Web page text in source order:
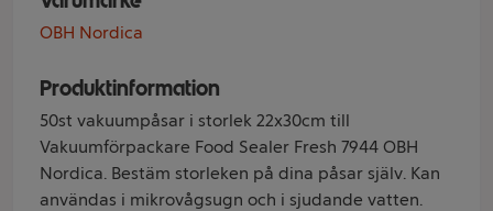
OBH Nordica
Produktinformation
50st vakuumpåsar i storlek 22x30cm till
Vakuumförpackare Food Sealer Fresh 7944 OBH
Nordica. Bestäm storleken på dina påsar själv. Kan
användas i mikrovågsugn och i sjudande vatten.